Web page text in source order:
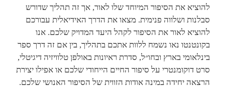
להוציא את הסיפור המיוחד שלו לאור, אך זה תהליך שדורש
סבלנות ושלווה פנימית. מצאו את הדרך האידיאלית עבורכם
להוציא לאור את הסיפור לקהל היעד המדויק שלכם. אנו
בקונטנטו נאו נשמח ללוות אתכם בתהליך, בין אם זה דרך ספר
בינלאומי בארץ ובחו״ל, סדרת ראיונות באולפן טלוויזיה דיגיטלי,
סרט דוקומנטרי על סיפור החיים הייחודי שלכם או אפילו יצירת
הרצאה יחידה במינה אודות הזווית של הסיפור האנושי שלכם.